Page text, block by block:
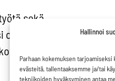
Hallinnoi
Parhaan kokemuksen
evästeitä, tallentaaksemme ja/tai
tekniikoiden hyväksyminen antaa
sekä